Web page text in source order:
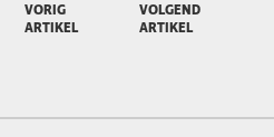
VORIG
ARTIKEL
VOLGEND
ARTIKEL